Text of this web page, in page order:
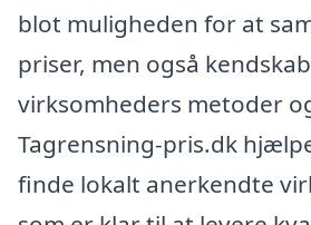
blot muligheden for at
priser, men også
virksomheders metoder
Tagrensning-pris.dk
finde lokalt anerkendte